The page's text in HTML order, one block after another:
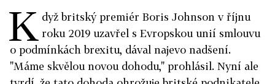
K dyž britský premiér Boris Johnson v říjnu
roku 2019 uzavřel s Evropskou unií smlouvu
o podmínkách brexitu, dával najevo nadšení.
"Máme skvělou novou dohodu," prohlásil. Nyní ale